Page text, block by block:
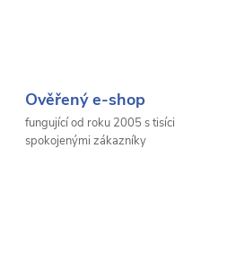
Ověřený e-shop
fungující od roku 2005 s tisíci
spokojenými zákazníky